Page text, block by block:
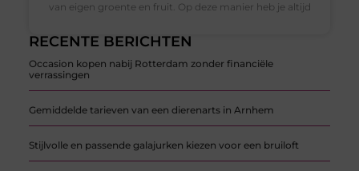
RECENTE BERICHTEN
Occasion kopen nabij Rotterdam zonder financiële
verrassingen
Gemiddelde tarieven van een dierenarts in Arnhem
Stijlvolle en passende galajurken kiezen voor een bruiloft
van eigen groente en fruit. Op deze manier heb je altijd